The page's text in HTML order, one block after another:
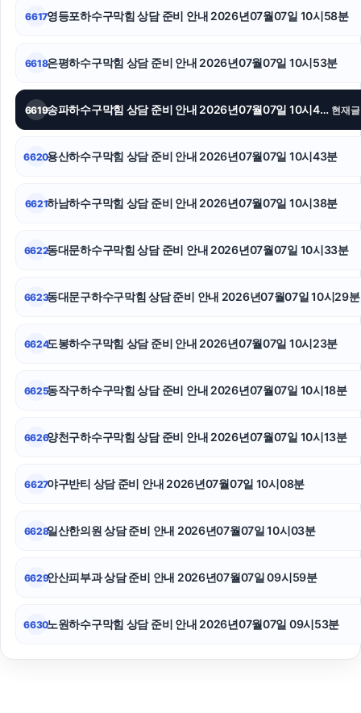
부천이혼전문변호사
용인형사변호사
애견파양
이혼재산분할
김포공항주차대행
용인변호사
인스타 좋아요 구매
동대문구하수구막힘
6617영등포하수구막힘 상담 준비 안내 2026년07월07일 10시58분
6618은평하수구막힘 상담 준비 안내 2026년07월07일 10시53분
6619 송파하수구막힘 상담 준비 안내 2026년07월07일 10시48분 현재글
6620용산하수구막힘 상담 준비 안내 2026년07월07일 10시43분
6621하남하수구막힘 상담 준비 안내 2026년07월07일 10시38분
6622동대문하수구막힘 상담 준비 안내 2026년07월07일 10시33분
6623동대문구하수구막힘 상담 준비 안내 2026년07월07일 10시29분
6624도봉하수구막힘 상담 준비 안내 2026년07월07일 10시23분
6625동작구하수구막힘 상담 준비 안내 2026년07월07일 10시18분
6626양천구하수구막힘 상담 준비 안내 2026년07월07일 10시13분
6627야구반티 상담 준비 안내 2026년07월07일 10시08분
6628일산한의원 상담 준비 안내 2026년07월07일 10시03분
6629안산피부과 상담 준비 안내 2026년07월07일 09시59분
6630노원하수구막힘 상담 준비 안내 2026년07월07일 09시53분